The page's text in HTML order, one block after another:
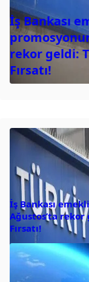
İş Bankası
rekor geldi:
Fırsatı!
İş Bankası
Ağustos’ta rekor
Fırsatı!